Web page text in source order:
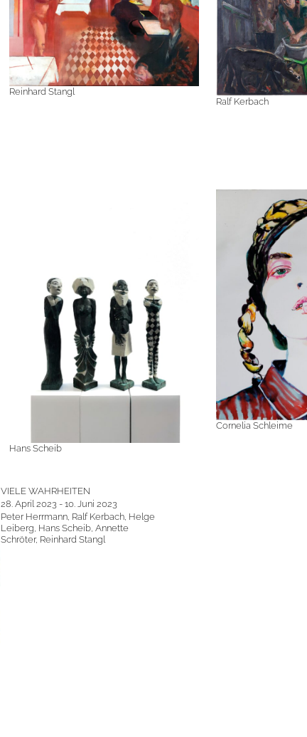
Reinhard Stangl
Ralf Kerbach
Hans Scheib
Cornelia Schleime
VIELE WAHRHEITEN
28. April 2023 - 10. Juni 2023
Peter Herrmann, Ralf Kerbach, Helge
Leiberg, Hans Scheib, Annette
Schröter, Reinhard Stangl